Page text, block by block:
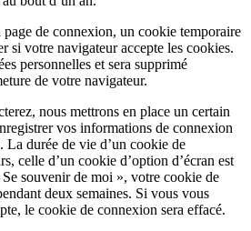
de connexion, un cookie temporaire
si votre navigateur accepte les cookies.
personnelles et sera supprimé
de votre navigateur.
nous mettrons en place un certain
vos informations de connexion
La durée de vie d’un cookie de
celle d’un cookie d’option d’écran est
souvenir de moi », votre cookie de
deux semaines. Si vous vous
le cookie de connexion sera effacé.